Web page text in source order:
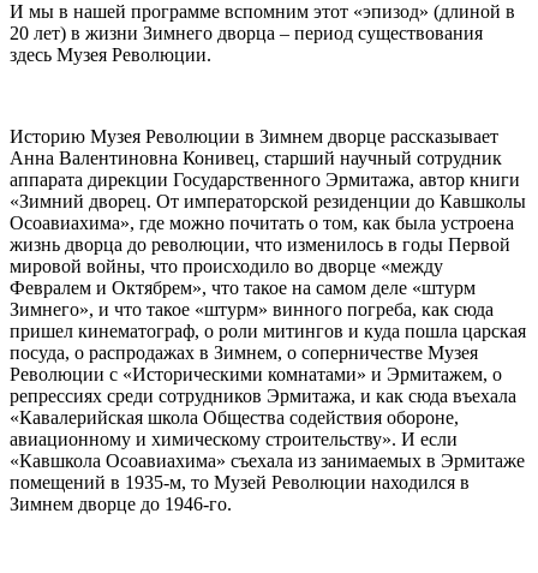
И мы в нашей программе вспомним этот «эпизод» (длиной в
20 лет) в жизни Зимнего дворца – период существования
здесь Музея Революции.
Историю Музея Революции в Зимнем дворце рассказывает
Анна Валентиновна Конивец, старший научный сотрудник
аппарата дирекции Государственного Эрмитажа, автор книги
«Зимний дворец. От императорской резиденции до Кавшколы
Осоавиахима», где можно почитать о том, как была устроена
жизнь дворца до революции, что изменилось в годы Первой
мировой войны, что происходило во дворце «между
Февралем и Октябрем», что такое на самом деле «штурм
Зимнего», и что такое «штурм» винного погреба, как сюда
пришел кинематограф, о роли митингов и куда пошла царская
посуда, о распродажах в Зимнем, о соперничестве Музея
Революции с «Историческими комнатами» и Эрмитажем, о
репрессиях среди сотрудников Эрмитажа, и как сюда въехала
«Кавалерийская школа Общества содействия обороне,
авиационному и химическому строительству». И если
«Кавшкола Осоавиахима» съехала из занимаемых в Эрмитаже
помещений в 1935-м, то Музей Революции находился в
Зимнем дворце до 1946-го.